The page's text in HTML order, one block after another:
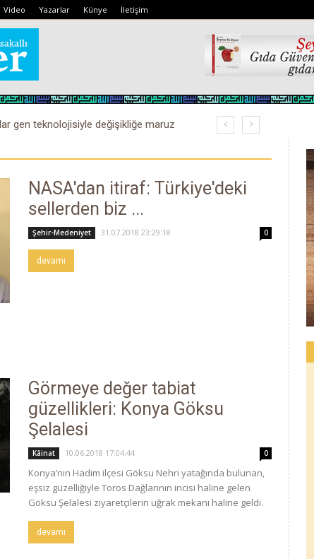
Video Yazarlar Künye İletişim
gen teknolojisiyle değişikliğe maruz
NASA'dan itiraf: Türkiye'deki
sellerden biz ...
Şehir-Medeniyet 31.07.2018 23:29:18 0
devamı
Görmeye değer tabiat
güzellikleri: Konya Göksu
Şelalesi
Kâinat 10.06.2018 17:04:44 0
Konya’nın Hadim ilçesi Göksu Nehri yatağında bulunan,
eşsiz güzelliğiyle Toros Dağlarının incisi haline gelen
Göksu Şelalesi ziyaretçilerin uğrak mekanı haline geldi.
devamı